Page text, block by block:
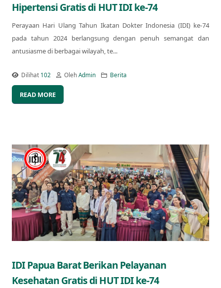
Hipertensi Gratis di HUT IDI ke-74
Perayaan Hari Ulang Tahun Ikatan Dokter Indonesia (IDI) ke-74
pada tahun 2024 berlangsung dengan penuh semangat dan
antusiasme di berbagai wilayah, te...
Dilihat 102 OlehAdmin Berita
READ MORE
IDI Papua Barat Berikan Pelayanan
Kesehatan Gratis di HUT IDI ke-74